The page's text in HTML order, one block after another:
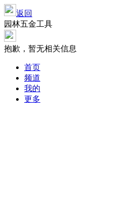
返回
园林五金工具
抱歉，暂无相关信息
首页
频道
我的
更多